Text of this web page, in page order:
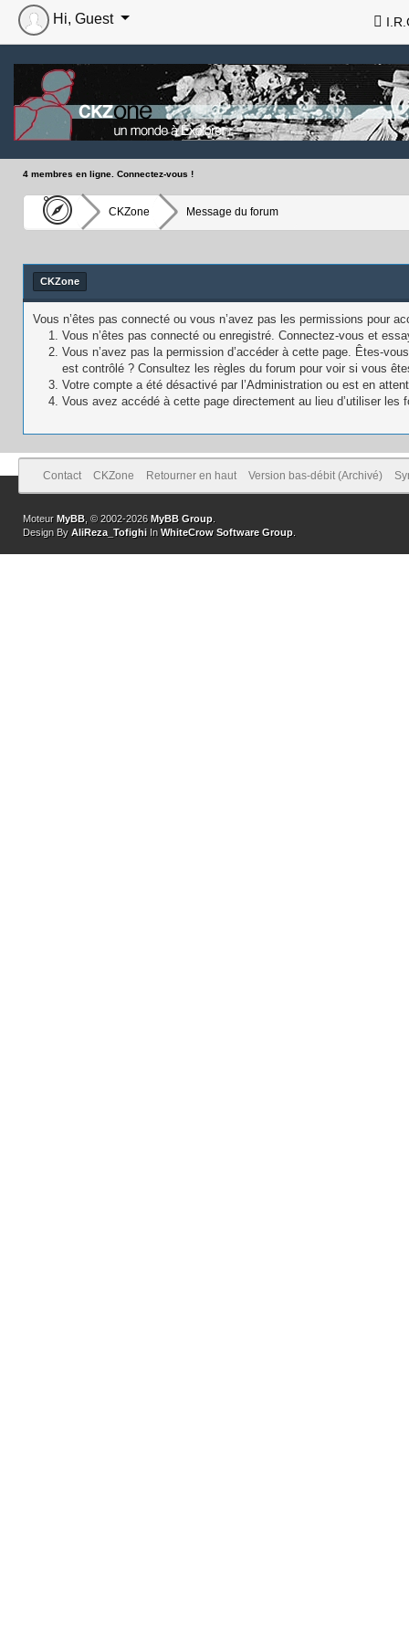
Hi, Guest
4 membres en ligne. Connectez-vous !
CKZone Message du forum
CKZone
Vous n’êtes pas connecté ou vous n’avez pas les permissions pour
Vous n’êtes pas connecté ou enregistré. Connectez-vous et
Vous n’avez pas la permission d’accéder à cette page. Êtes-
est contrôlé ? Consultez les règles du forum pour voir si vous
Votre compte a été désactivé par l’Administration ou est en
Vous avez accédé à cette page directement au lieu d’utiliser les
Contact CKZone Retourner en haut Version bas-débit (Archivé)
Moteur MyBB , © 2002-2026MyBB Group
Design By AliReza_Tofighi In WhiteCrow Software Group